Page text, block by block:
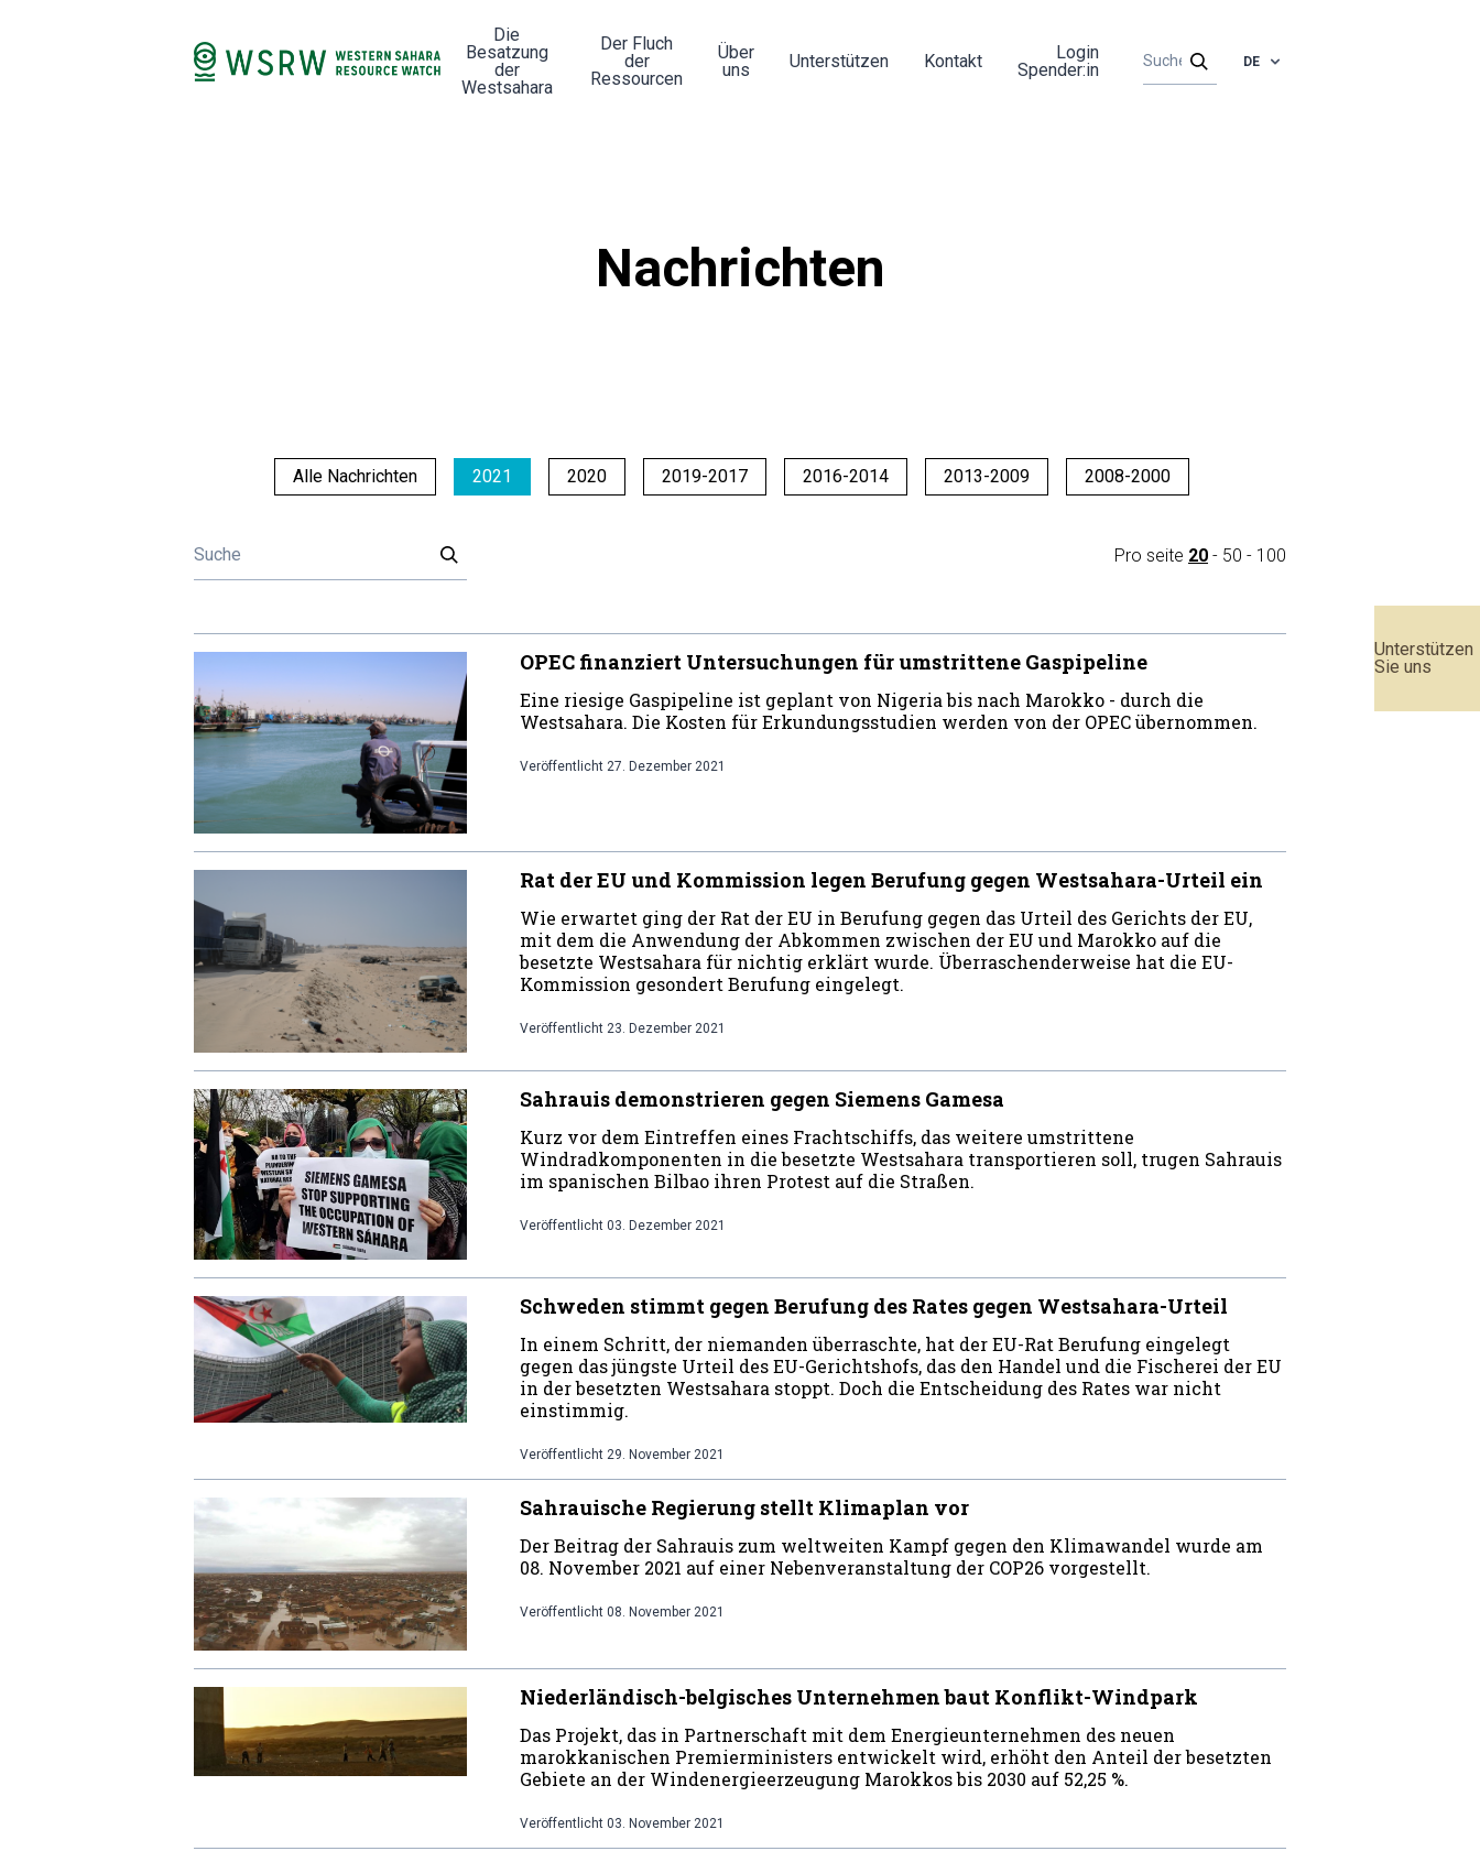
Unterstützen
Sie uns
Die
Besatzung
der
Westsahara
Der Fluch
der
Ressourcen
Über
uns
Unterstützen Kontakt
Login
Spender:in
DE
Nachrichten
Alle Nachrichten 2021 2020 2019-2017 2016-2014 2013-2009 2008-2000
Pro seite 20 - 50 - 100
OPEC finanziert Untersuchungen für umstrittene Gaspipeline
Eine riesige Gaspipeline ist geplant von Nigeria bis nach Marokko - durch die
Westsahara. Die Kosten für Erkundungsstudien werden von der OPEC übernommen.
Veröffentlicht 27. Dezember 2021
Rat der EU und Kommission legen Berufung gegen Westsahara-Urteil ein
Wie erwartet ging der Rat der EU in Berufung gegen das Urteil des Gerichts der EU,
mit dem die Anwendung der Abkommen zwischen der EU und Marokko auf die
besetzte Westsahara für nichtig erklärt wurde. Überraschenderweise hat die EU-
Kommission gesondert Berufung eingelegt.
Veröffentlicht 23. Dezember 2021
Sahrauis demonstrieren gegen Siemens Gamesa
Kurz vor dem Eintreffen eines Frachtschiffs, das weitere umstrittene
Windradkomponenten in die besetzte Westsahara transportieren soll, trugen Sahrauis
im spanischen Bilbao ihren Protest auf die Straßen.
Veröffentlicht 03. Dezember 2021
Schweden stimmt gegen Berufung des Rates gegen Westsahara-Urteil
In einem Schritt, der niemanden überraschte, hat der EU-Rat Berufung eingelegt
gegen das jüngste Urteil des EU-Gerichtshofs, das den Handel und die Fischerei der EU
in der besetzten Westsahara stoppt. Doch die Entscheidung des Rates war nicht
einstimmig.
Veröffentlicht 29. November 2021
Sahrauische Regierung stellt Klimaplan vor
Der Beitrag der Sahrauis zum weltweiten Kampf gegen den Klimawandel wurde am
08. November 2021 auf einer Nebenveranstaltung der COP26 vorgestellt.
Veröffentlicht 08. November 2021
Niederländisch-belgisches Unternehmen baut Konflikt-Windpark
Das Projekt, das in Partnerschaft mit dem Energieunternehmen des neuen
marokkanischen Premierministers entwickelt wird, erhöht den Anteil der besetzten
Gebiete an der Windenergieerzeugung Marokkos bis 2030 auf 52,25 %.
Veröffentlicht 03. November 2021